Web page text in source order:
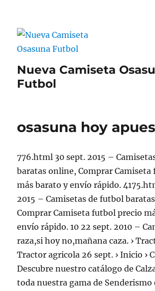
Nueva Camiseta
Futbol
osasuna hoy
776.html 30 sept. 2015 –
baratas online, Comprar Camiseta
más barato y envío rápido.
2015 – Camisetas de futbol
Comprar Camiseta futbol precio
envío rápido. 10 22 sept. 2010 –
raza,si hoy no,mañana caza. ›
Tractor agricola 26 sept. › Inicio ›
Descubre nuestro catálogo de
toda nuestra gama de Senderismo